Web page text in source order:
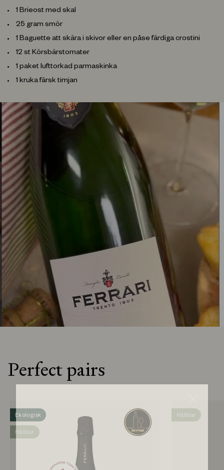
1 Brieost med skal
25 gram smör
1 Baguette att skära i skivor eller en påse färdiga crostini
12 st Körsbärstomater
1 paket lufttorkad parmaskinka
1 kruka färsk timjan
Perfect pairs
Ekologisk
Hållbar
Hållbar